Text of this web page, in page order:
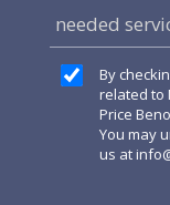
needed
By
related to
Price
You may
us at